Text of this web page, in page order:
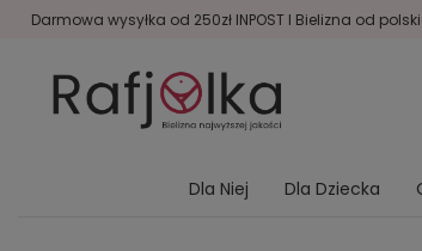
Darmowa wysyłka od 250zł INPOST I Bielizna od
Dla Niej Dla Dziecka